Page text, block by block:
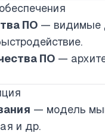
ПО — видимые
ПО —
— модель
и др.